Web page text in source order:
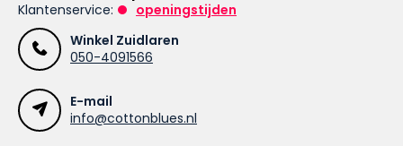
Klantenservice:
openingstijden
Winkel Zuidlaren
050-4091566
E-mail
info@cottonblues.nl